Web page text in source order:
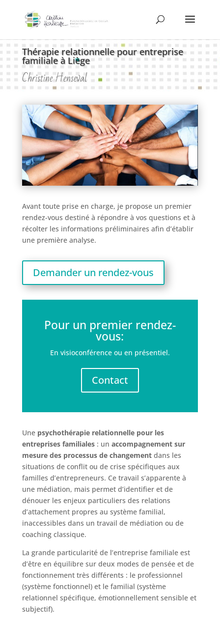
Thérapie relationnelle pour entreprise
familiale à Liège
Christine Henseval
Avant toute prise en charge, je propose un premier
rendez-vous destiné à répondre à vos questions et à
récolter les informations préliminaires afin d’établir
une première analyse.
Demander un rendez-vous
Pour un premier rendez-
vous:
En visioconférence ou en présentiel.
Contact
Une psychothérapie relationnelle pour les
entreprises familiales: un accompagnement sur
mesure des processus de changementdans les
situations de conflit ou de crise spécifiques aux
familles d’entrepreneurs. Ce travail s’apparente à
une médiation, mais permet d’identifier et de
dénouer les enjeux particuliers des relations
d’attachement propres au système familial,
inaccessibles dans un travail de médiation ou de
coaching classique.
La grande particularité de l’entreprise familiale est
d’être en équilibre sur deux modes de pensée et de
fonctionnement très différents : le professionnel
(système fonctionnel) et le familial (système
relationnel spécifique, émotionnellement sensible et
subjectif).